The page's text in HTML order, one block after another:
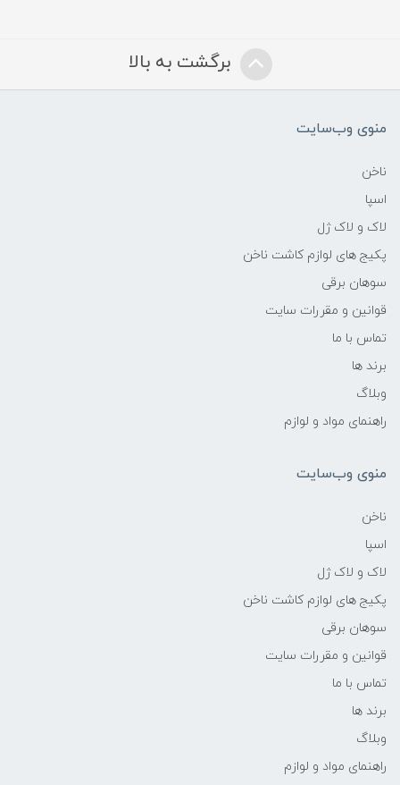
برگشت به بالا
منوی وب‌سایت
ناخن
اسپا
لاک و لاک ژل
پکیج های لوازم کاشت ناخن
سوهان برقی
قوانین و مقررات سایت
تماس با ما
برند ها
وبلاگ
راهنمای مواد و لوازم
منوی وب‌سایت
ناخن
اسپا
لاک و لاک ژل
پکیج های لوازم کاشت ناخن
سوهان برقی
قوانین و مقررات سایت
تماس با ما
برند ها
وبلاگ
راهنمای مواد و لوازم